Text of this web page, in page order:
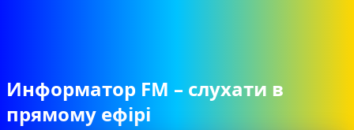
Информатор FM – слухати в
прямому ефірі